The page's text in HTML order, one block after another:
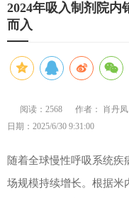
2024年吸入制剂院内
而入
阅读：2568 作者： 肖丹凤
日期：2025/6/30 9:31:00
随着全球慢性呼吸系统
场规模持续增长。根据米